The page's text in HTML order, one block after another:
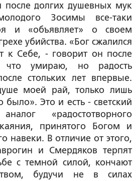
после долгих душевных мук
Зосимы все-таки
и «объявляет» о своем
убийства. «Бог сжалился
к Себе, - говорит он после
что умираю, но радость
стольких лет впервые.
моей рай, только лишь
было». Это и есть - светский
«радостотворного
принятого Богом и
навеки. В отличие от этого,
и Смердяков терпят
с темной силой, кончают
будучи не в силах